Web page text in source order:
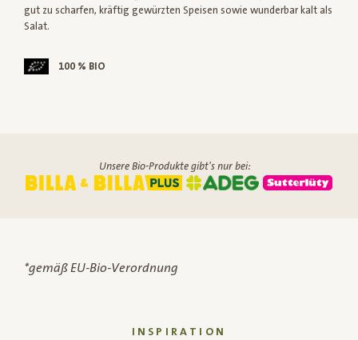
gut zu scharfen, kräftig gewürzten Speisen sowie wunderbar kalt als
Salat.
100 % BIO
Unsere Bio-Produkte gibt's nur bei:
*gemäß EU-Bio-Verordnung
INSPIRATION